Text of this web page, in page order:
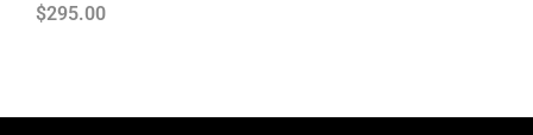
$295.00